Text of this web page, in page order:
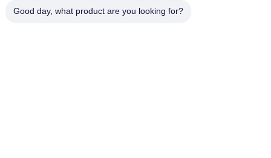
Good day, what product are you looking for?